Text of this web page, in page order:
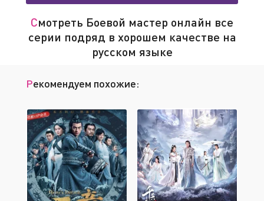
Смотреть Боевой мастер онлайн все
серии подряд в хорошем качестве на
русском языке
Рекомендуем похожие: